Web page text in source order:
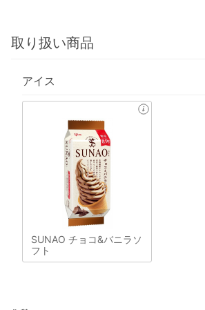
取り扱い商品
アイス
SUNAO チョコ&バニラソ
フト